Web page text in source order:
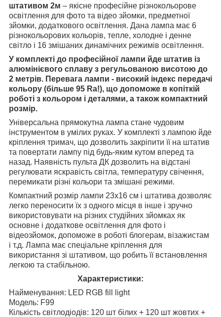
штативом 2м – якісне професійне різнокольорове
освітлення для фото та відео зйомки, предметної
зйомки, додаткового освітлення. Дана лампа має 6
різнокольорових кольорів, тепле, холодне і денне
світло і 16 змішаних динамічних режимів освітлення.
У комплекті до професійної лампи йде штатив із
алюмінієвого сплаву з регульованою висотою до
2 метрів. Перевага лампи - високий індекс передачі
кольору (більше 95 Ra!), що допоможе в копіткій
роботі з кольором і деталями, а також компактний
розмір.
Універсальна прямокутна лампа стане чудовим
інструментом в умілих руках. У комплекті з лампою йде
кріплення тримач, що дозволить закріпити її на штатив
та повертати лампу під будь-яким кутом вперед та
назад. Наявність пульта ДК дозволить на відстані
регулювати яскравість світла, температуру свічення,
перемикати різні кольори та змішані режими.
Компактний розмір лампи 23х16 см і штатива дозволяє
легко переносити їх з одного місця в інше і зручно
використовувати на різних студійних зйомках як
основне і додаткове освітлення для фото і
відеозйомок, допоможе в роботі блогерам, візажистам
і т.д. Лампа має спеціальне кріплення для
використання зі штативом, що робить її встановлення
легкою та стабільною.
Характеристики:
Найменування: LED RGB fill light
Модель: F99
Кількість світлодіодів: 120 шт білих + 120 шт жовтих +